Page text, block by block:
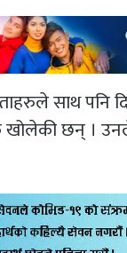
साथ पनि
छन् ।